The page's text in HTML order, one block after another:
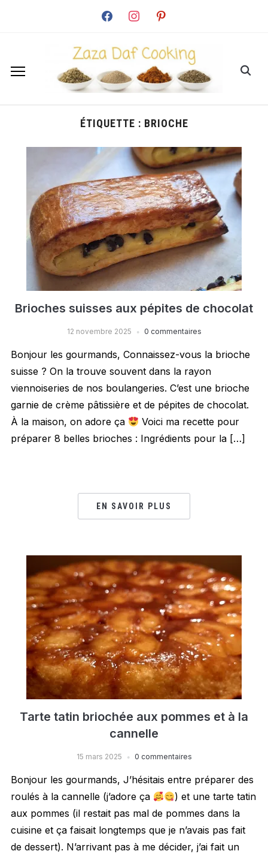
facebook instagrampinterest
ÉTIQUETTE : BRIOCHE
Brioches suisses aux pépites de chocolat
12 novembre 2025 0 commentaires
Bonjour les gourmands, Connaissez-vous la brioche
suisse ? On la trouve souvent dans la rayon
viennoiseries de nos boulangeries. C’est une brioche
garnie de crème pâtissière et de pépites de chocolat.
À la maison, on adore ça
Voici ma recette pour
préparer 8 belles brioches : Ingrédients pour la […]
EN SAVOIR PLUS
Tarte tatin briochée aux pommes et à la
cannelle
15 mars 2025 0 commentaires
Bonjour les gourmands, J’hésitais entre préparer des
roulés à la cannelle (j’adore ça
) et une tarte tatin
aux pommes (il restait pas mal de pommes dans la
cuisine et ça faisait longtemps que je n’avais pas fait
de dessert). N’arrivant pas à me décider, j’ai fait un